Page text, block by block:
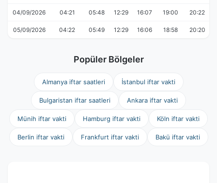
04/09/2026 04:21 05:48 12:29 16:07 19:00 20:22
05/09/2026 04:22 05:49 12:29 16:06 18:58 20:20
Popüler Bölgeler
Almanya iftar saatleri İstanbul iftar vakti
Bulgaristan iftar saatleri Ankara iftar vakti
Münih iftar vakti Hamburg iftar vakti Köln iftar vakti
Berlin iftar vakti Frankfurt iftar vakti Bakü iftar vakti